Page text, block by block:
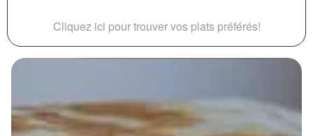
Cliquez ici pour trouver vos plats préférés!